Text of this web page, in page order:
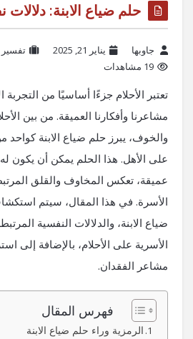
حلم ضياع الابنة:
جاوبها يناير 21, 2025 تفسير
19 مشاهدات
تعتبر الأحلام جزءًا أساسيًا من
مشاعرنا وأفكارنا العميقة. من بين
والخوف، يبرز حلم ضياع الابنة كواحد من
على الأهل. هذا الحلم يمكن أن يكون
عميقة، تعكس المخاوف والقلق
الأسرة. في هذا المقال، سيتم
ضياع الابنة، والدلالات النفسية
الأسرية على الأحلام، بالإضافة إلى
مشاعر الفقدان.
فهرس المقال
الرمزية وراء حلم ضياع الابنة